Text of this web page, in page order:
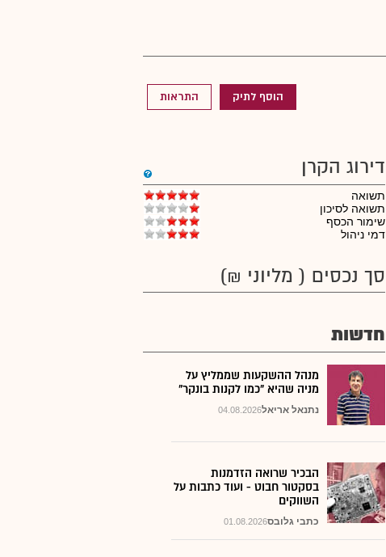
הוסף לתיק התראות
דירוג הקרן
תשואה
תשואה לסיכון
שימור הכסף
דמי ניהול
סך נכסים ( מליוני ₪)
חדשות
מנהל ההשקעות שממליץ על
מניה שהיא "כמו לקנות בונקר"
04.08.2026נתנאל אריאל
הבכיר שרואה הזדמנות
בסקטור חבוט - ועוד כתבות על
השווקים
01.08.2026כתבי גלובס